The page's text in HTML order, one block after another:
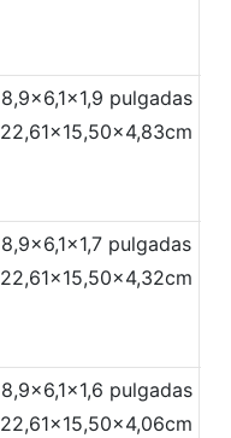
8,9x6,1x1,9 pulgadas
22,61x15,50x4,83cm
8,9x6,1x1,7 pulgadas
22,61x15,50x4,32cm
8,9x6,1x1,6 pulgadas
22,61x15,50x4,06cm